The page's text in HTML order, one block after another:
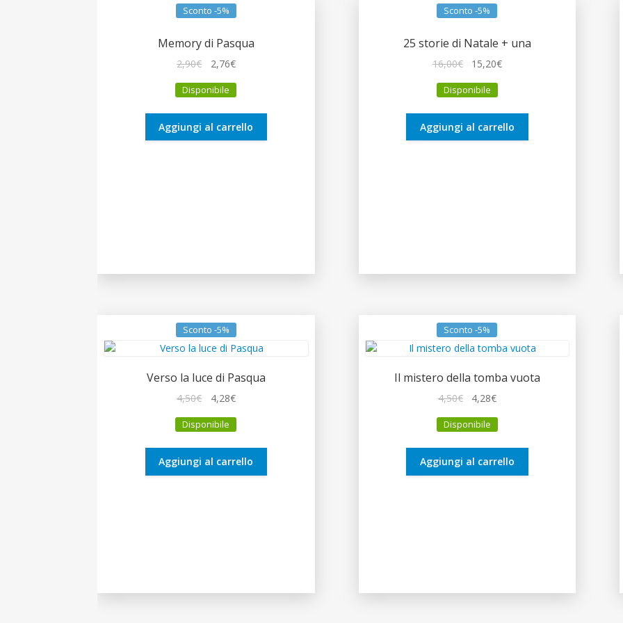
Sconto -5%
Memory di Pasqua
2,90€
originale
2,90€.
2,76€Il
attuale
2,76€.
Disponibile
Aggiungi al carrello
Sconto -5%
25 storie di Natale + una
16,00€
originale
16,00€.
15,20€Il
15,20€.
Disponibile
Aggiungi al carrello
Sconto -5%
Verso la luce di Pasqua
4,50€
originale
4,50€.
4,28€Il
attuale
4,28€.
Disponibile
Aggiungi al carrello
Sconto -5%
Il mistero della tomba vuota
4,50€
originale
4,50€.
4,28€Il
attuale
4,28€.
Disponibile
Aggiungi al carrello